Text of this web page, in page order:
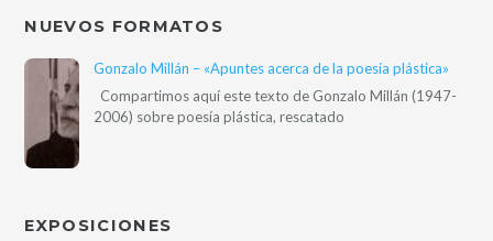
NUEVOS FORMATOS
Gonzalo Millán – «Apuntes acerca de la poesía plástica»
Compartimos aquí este texto de Gonzalo Millán (1947-
2006) sobre poesía plástica, rescatado
EXPOSICIONES